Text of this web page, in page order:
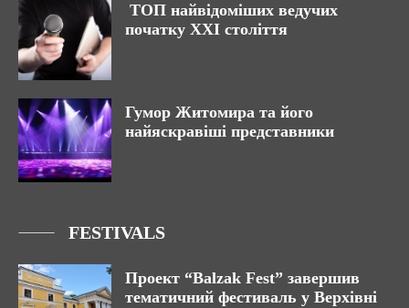
ТОП найвідоміших ведучих
початку ХХІ століття
Гумор Житомира та його
найяскравіші представники
FESTIVALS
Проект “Balzak Fest” завершив
тематичний фестиваль у Верхівні